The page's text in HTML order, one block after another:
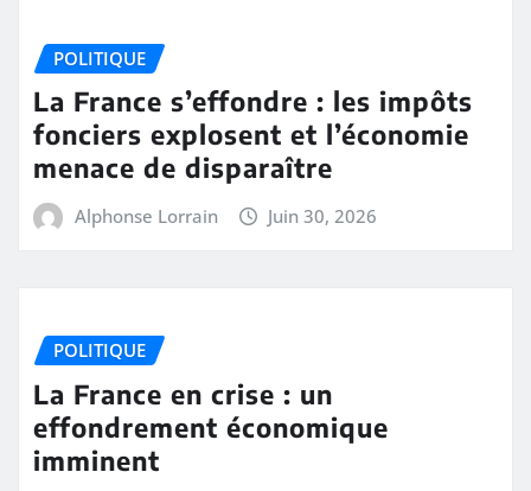
POLITIQUE
La France s’effondre : les impôts
fonciers explosent et l’économie
menace de disparaître
Alphonse Lorrain Juin 30, 2026
POLITIQUE
La France en crise : un
effondrement économique
imminent